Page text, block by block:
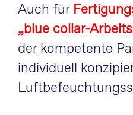
Auch für
„blue collar-
der kompetente
individuell